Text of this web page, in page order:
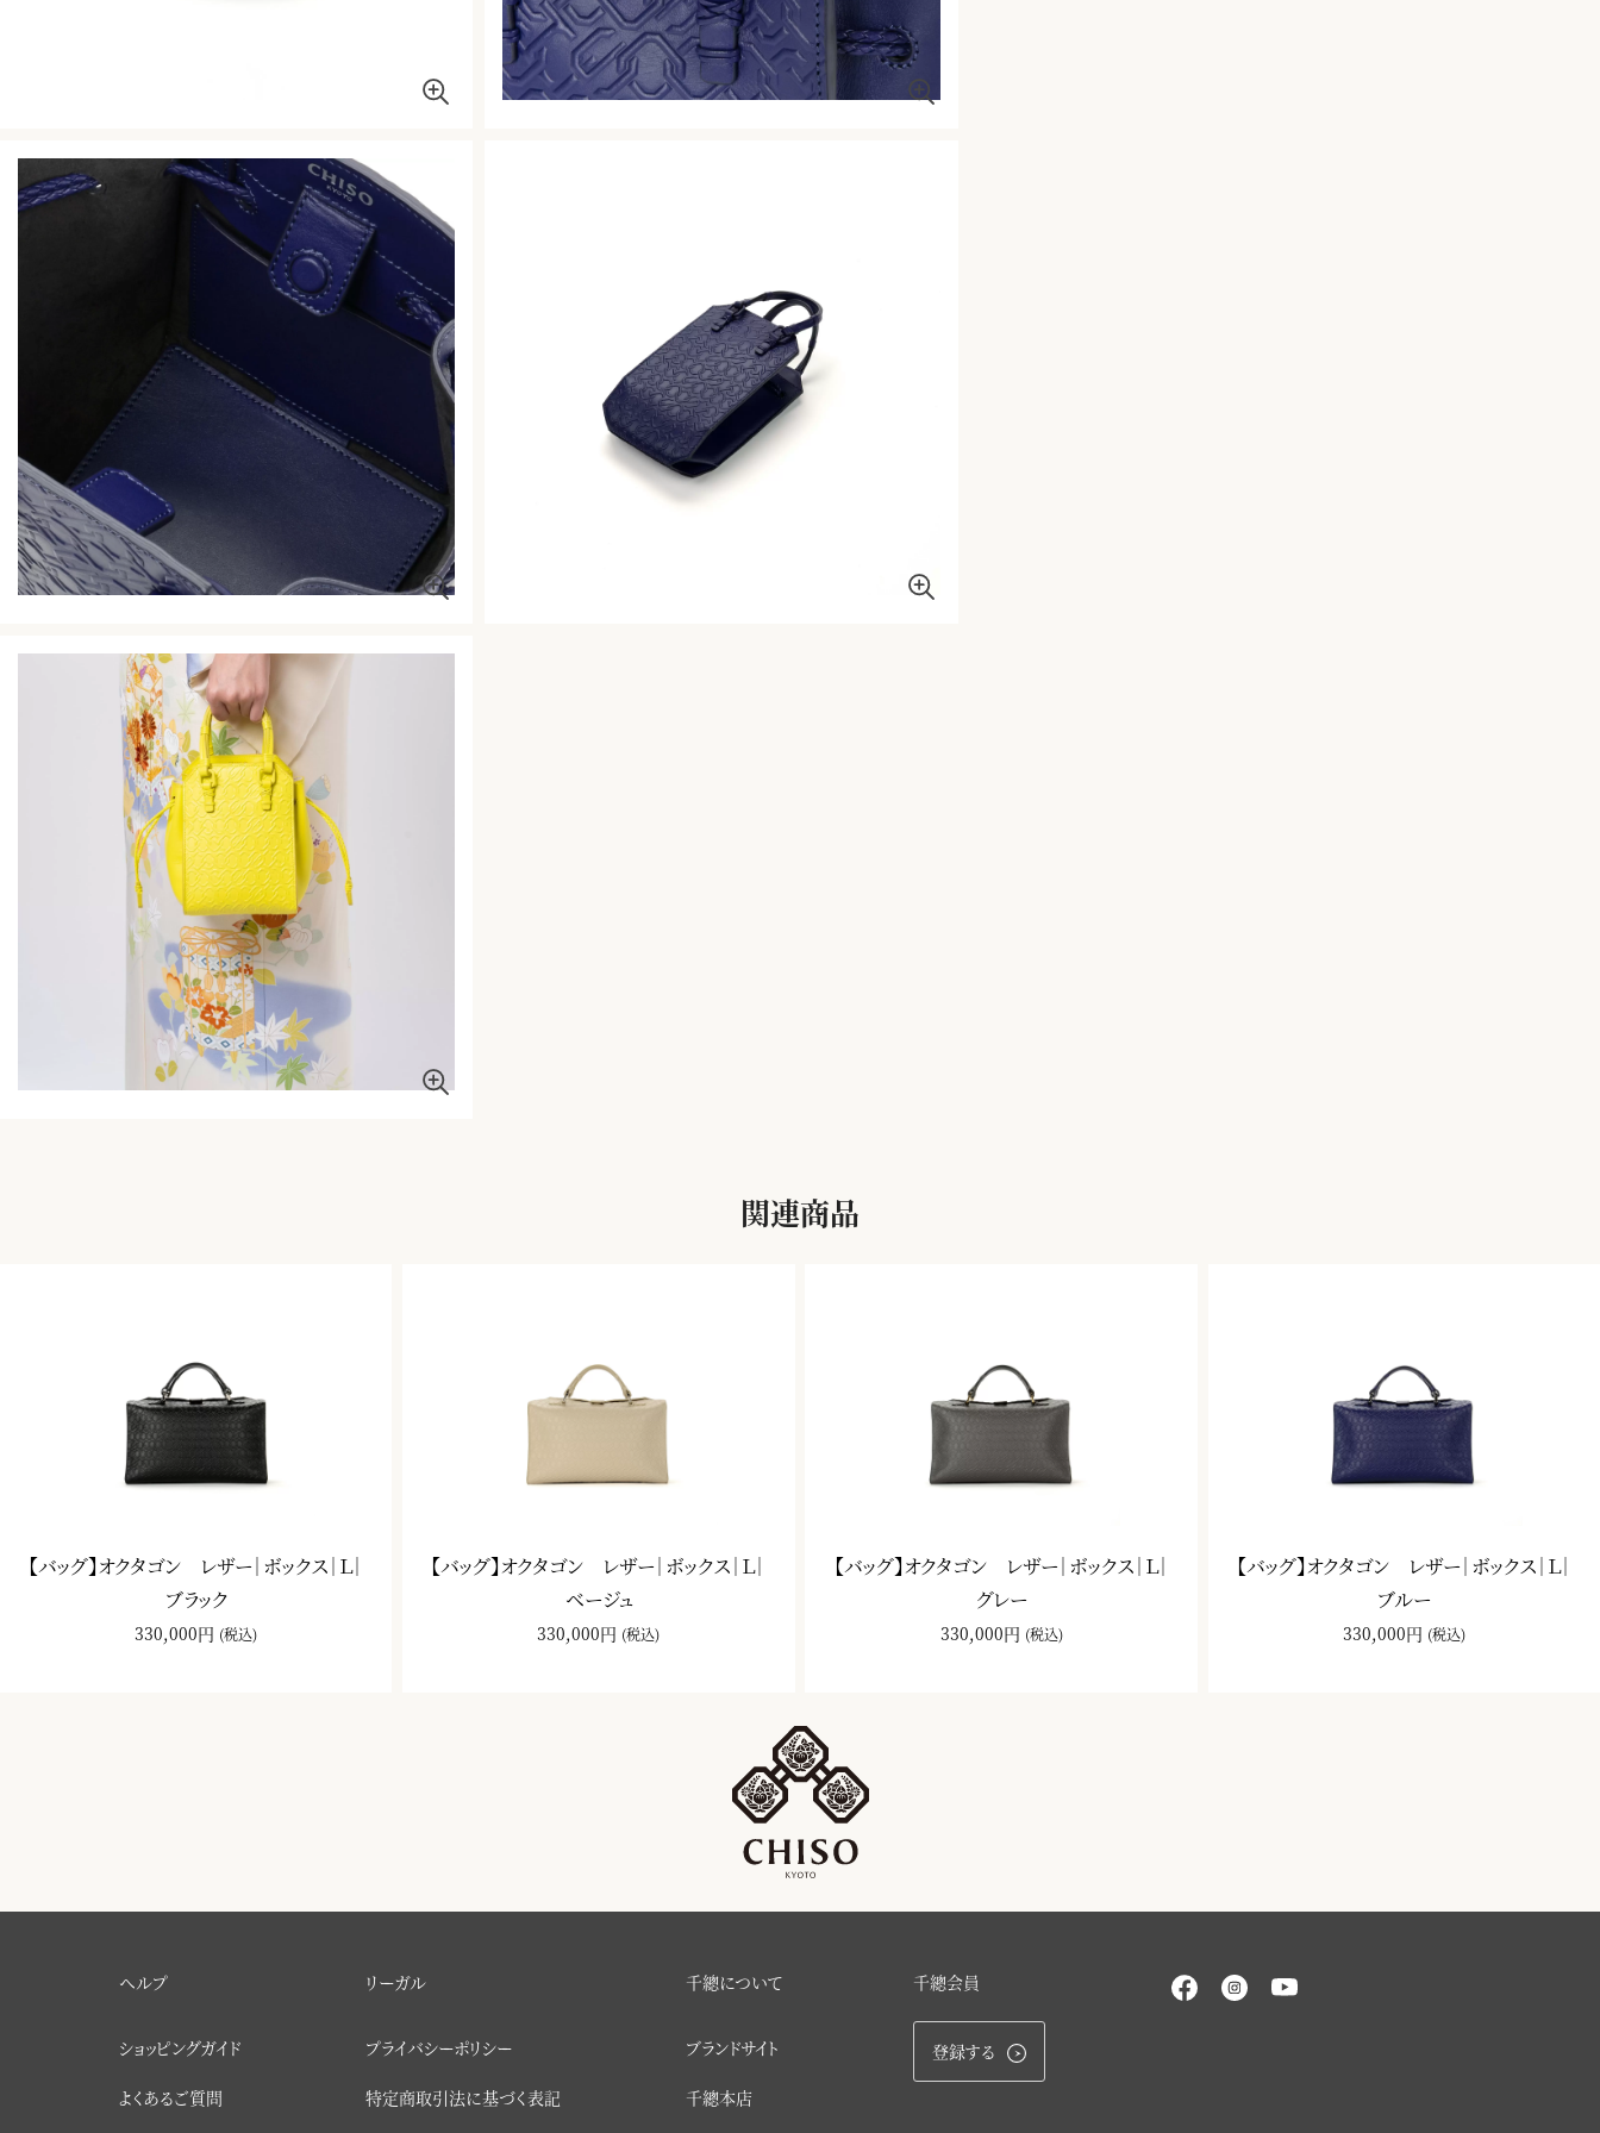
関連商品
【バッグ】オクタゴン レザー｜ボックス｜Ｌ｜
ブラック
330,000円 (税込)
【バッグ】オクタゴン レザー｜ボックス｜Ｌ｜
ベージュ
330,000円 (税込)
【バッグ】オクタゴン レザー｜ボックス｜Ｌ｜
グレー
330,000円 (税込)
【バッグ】オクタゴン レザー｜ボックス｜Ｌ｜
ブルー
330,000円 (税込)
ヘルプ
ショッピングガイド
よくあるご質問
リーガル
プライバシーポリシー
特定商取引法に基づく表記
千總について
ブランドサイト
千總本店
千總会員
登録する